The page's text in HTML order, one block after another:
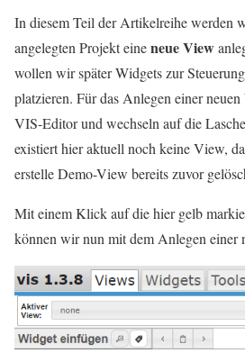
In diesem Teil der Artikelreihe werden
angelegten Projekt eineneue View
wollen wir später Widgets zur
platzieren. Für das Anlegen einer
VIS-Editor und wechseln auf die
existiert hier aktuell noch keine View,
erstelle Demo-View bereits zuvor
Mit einem Klick auf die hier gelb
können wir nun mit dem Anlegen einer